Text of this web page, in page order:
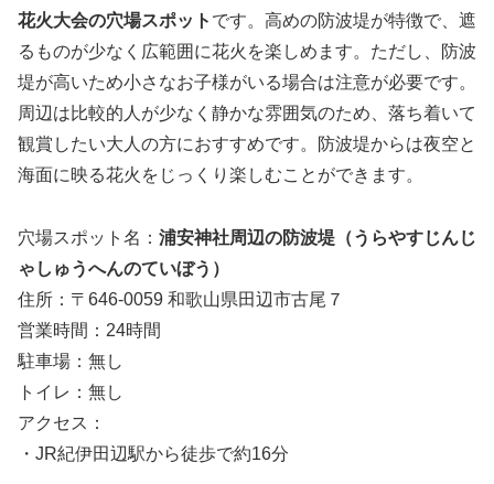
花火大会の穴場スポット です。高めの防波堤が特徴で、遮
るものが少なく広範囲に花火を楽しめます。ただし、防波
堤が高いため小さなお子様がいる場合は注意が必要です。
周辺は比較的人が少なく静かな雰囲気のため、落ち着いて
観賞したい大人の方におすすめです。防波堤からは夜空と
海面に映る花火をじっくり楽しむことができます。
穴場スポット名： 浦安神社周辺の防波堤（うらやすじんじ
ゃしゅうへんのていぼう）
住所：〒646-0059 和歌山県田辺市古尾７
営業時間：24時間
駐車場：無し
トイレ：無し
アクセス：
・JR紀伊田辺駅から徒歩で約16分